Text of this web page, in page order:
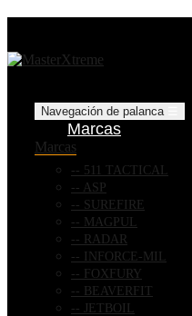
Navegación de palanca
Marcas
Marcas
511 TACTICAL
ASP
SUREFIRE
MAGPUL
RADAR
INFORCE-MIL
FOXFURY
BEAVERFIT
JETBOIL